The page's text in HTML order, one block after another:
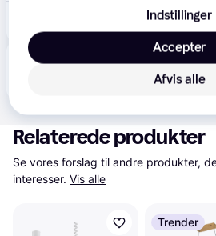
HAY Designer hængelampe Nelson Ball Bubble, dæmpbar, Hvid/opal, Stue/spisestue, Plast, Design
Produktet fås også hos 2 butikker,
betalende kunde i denne kategori.
Relaterede produkter
Se vores forslag til andre produkter,
interesser. Vis alle
Trender
Indstillinger
Afvis alle
Accepter